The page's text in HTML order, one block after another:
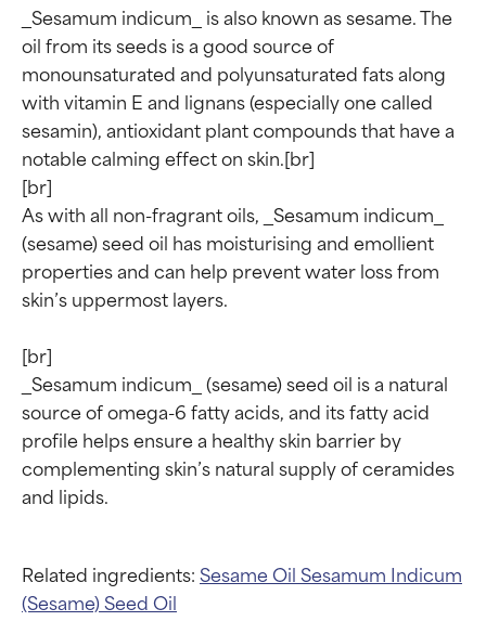
_Sesamum indicum_ is also known as sesame. The
oil from its seeds is a good source of
monounsaturated and polyunsaturated fats along
with vitamin E and lignans (especially one called
sesamin), antioxidant plant compounds that have a
notable calming effect on skin.[br]
[br]
As with all non-fragrant oils, _Sesamum indicum_
(sesame) seed oil has moisturising and emollient
properties and can help prevent water loss from
skin’s uppermost layers.
[br]
_Sesamum indicum_ (sesame) seed oil is a natural
source of omega-6 fatty acids, and its fatty acid
profile helps ensure a healthy skin barrier by
complementing skin’s natural supply of ceramides
Related ingredients:Sesame OilSesamum Indicum
(Sesame) Seed Oil
Valutazione degli
Valutazione degli